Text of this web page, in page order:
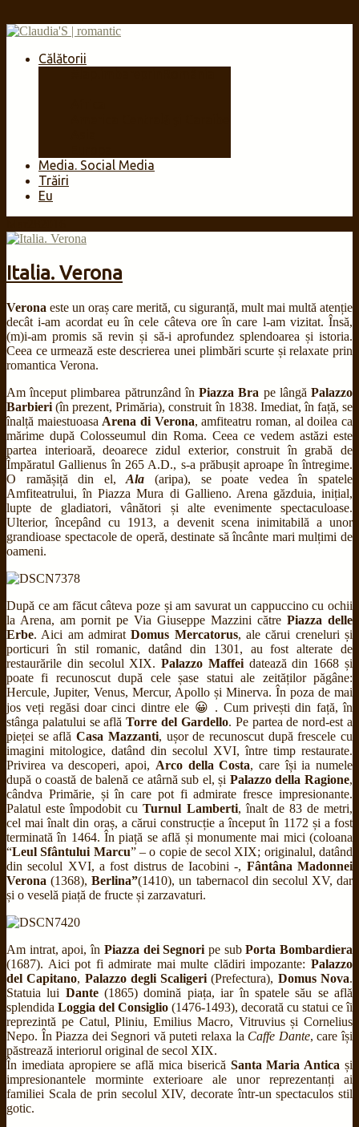
Călătorii
Media. Social Media
Trăiri
Eu
Italia. Verona
Verona este un oraș care merită, cu siguranță, mult mai multă atenție
decât i-am acordat eu în cele câteva ore în care l-am vizitat. Însă,
(m)i-am promis să revin și să-i aprofundez splendoarea și istoria.
Ceea ce urmează este descrierea unei plimbări scurte și relaxate prin
romantica Verona.
Am început plimbarea pătrunzând înPiazza Bra pe lângăPalazzo
Barbieri (în prezent, Primăria), construit în 1838. Imediat, în față, se
înalță maiestuoasa Arena di Verona, amfiteatru roman, al doilea ca
mărime după Colosseumul din Roma. Ceea ce vedem astăzi este
partea interioară, deoarece zidul exterior, construit în grabă de
Împăratul Gallienus în 265 A.D., s-a prăbușit aproape în întregime.
O ramășiță din el,Ala (aripa), se poate vedea în spatele
Amfiteatrului, în Piazza Mura di Gallieno. Arena găzduia, inițial,
lupte de gladiatori, vânători și alte evenimente spectaculoase.
Ulterior, începând cu 1913, a devenit scena inimitabilă a unor
grandioase spectacole de operă, destinate să încânte mari mulțimi de
oameni.
După ce am făcut câteva poze și am savurat un cappuccino cu ochii
la Arena, am pornit pe Via Giuseppe Mazzini către Piazza delle
Erbe. Aici am admiratDomus Mercatorus, ale cărui creneluri și
porticuri în stil romanic, datând din 1301, au fost alterate de
restaurările din secolul XIX.Palazzo Maffeidatează din 1668 și
poate fi recunoscut după cele șase statui ale zeităților păgâne:
Hercule, Jupiter, Venus, Mercur, Apollo și Minerva. În poza de mai
jos veți regăsi doar cinci dintre ele 😀 . Cum privești din față, în
stânga palatului se aflăTorre del Gardello. Pe partea de nord-est a
pieței se aflăCasa Mazzanti, ușor de recunoscut după frescele cu
imagini mitologice, datând din secolul XVI, între timp restaurate.
Privirea va descoperi, apoi, Arco della Costa, care își ia numele
după o coastă de balenă ce atârnă sub el, și Palazzo della Ragione,
cândva Primărie, și în care pot fi admirate fresce impresionante.
Palatul este împodobit cuTurnul Lamberti, înalt de 83 de metri,
cel mai înalt din oraș, a cărui construcție a început în 1172 și a fost
terminată în 1464. În piață se află și monumente mai mici (coloana
“Leul Sfântului Marcu” – o copie de secol XIX; originalul, datând
din secolul XVI, a fost distrus de Iacobini -, Fântâna Madonnei
Verona(1368),Berlina”(1410), un tabernacol din secolul XV, dar
și o veselă piață de fructe și zarzavaturi.
Am intrat, apoi, în Piazza dei Segnori pe subPorta Bombardiera
(1687). Aici pot fi admirate mai multe clădiri impozante: Palazzo
del Capitano, Palazzo degli Scaligeri (Prefectura), Domus Nova.
Statuia lui Dante(1865) domină piața, iar în spatele său se află
splendida Loggia del Consiglio (1476-1493), decorată cu statui ce îi
reprezintă pe Catul, Pliniu, Emilius Macro, Vitruvius și Cornelius
Nepo. În Piazza dei Segnori vă puteti relaxa la Caffe Dante, care își
păstrează interiorul original de secol XIX.
În imediata apropiere se află mica biserică Santa Maria Antica și
impresionantele morminte exterioare ale unor reprezentanți ai
familiei Scala de prin secolul XIV, decorate într-un spectaculos stil
gotic.